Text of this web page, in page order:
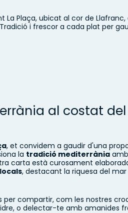
La Plaça, ubicat al cor de
Tradició i frescor a cada plat per
al costat
, et convidem a gaudir d'una
la tradició mediterrània
carta està curosament
, destacant la riquesa del
per compartir, com les nostres
o delectar-te amb amanides